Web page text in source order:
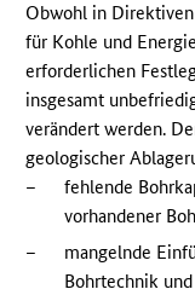
Obwohl in
für Kohle und
erforderlichen
insgesamt
verändert werden.
geologischer
–
fehlende
vorhandener
–
mangelnde
Bohrtechnik und